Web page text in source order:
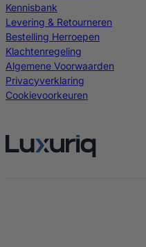
Kennisbank
Levering & Retourneren
Bestelling Herroepen
Klachtenregeling
Algemene Voorwaarden
Privacyverklaring
Cookievoorkeuren